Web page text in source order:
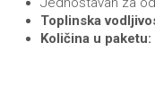
Toplinska
Količina u paketu: